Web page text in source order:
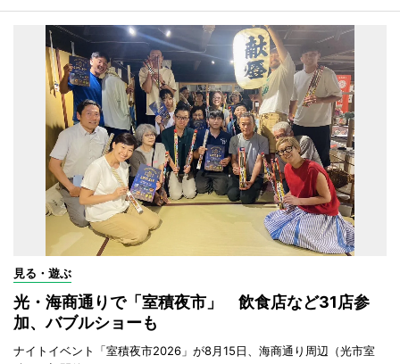
見る・遊ぶ
光・海商通りで「室積夜市」 飲食店など31店参
加、バブルショーも
ナイトイベント「室積夜市2026」が8月15日、海商通り周辺（光市室